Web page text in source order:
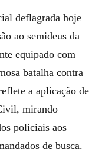
deflagrada hoje
ao semideus da
equipado com
batalha contra
a aplicação de
mirando
policiais aos
de busca.